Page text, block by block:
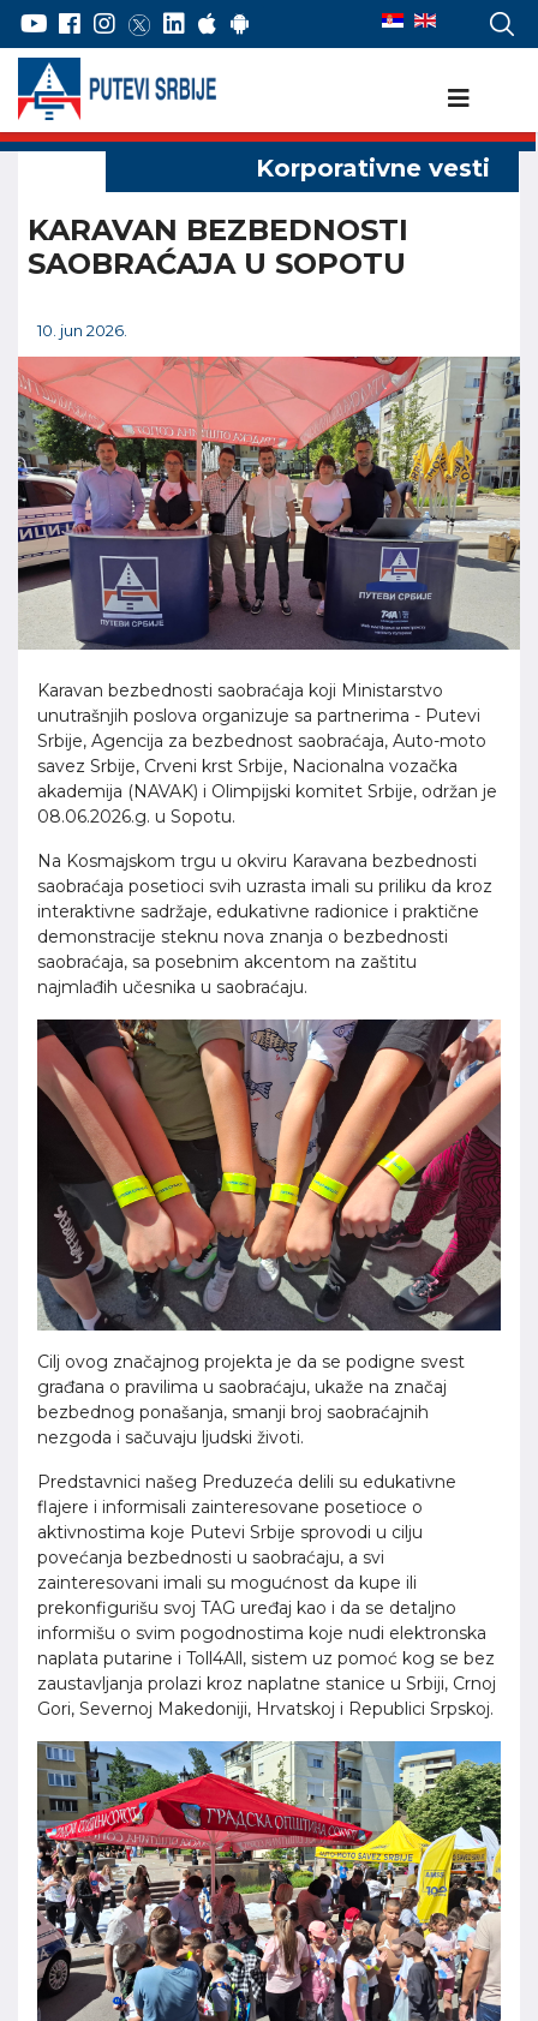
KARAVAN BEZBEDNOSTI
SAOBRAĆAJA U SOPOTU
10. jun 2026.
Karavan bezbednosti saobraćaja koji Ministarstvo
unutrašnjih poslova organizuje sa partnerima - Putevi
Srbije, Agencija za bezbednost saobraćaja, Auto-moto
savez Srbije, Crveni krst Srbije, Nacionalna vozačka
akademija (NAVAK) i Olimpijski komitet Srbije, održan je
08.06.2026.g. u Sopotu.
Na Kosmajskom trgu u okviru Karavana bezbednosti
saobraćaja posetioci svih uzrasta imali su priliku da kroz
interaktivne sadržaje, edukativne radionice i praktične
demonstracije steknu nova znanja o bezbednosti
saobraćaja, sa posebnim akcentom na zaštitu
najmlađih učesnika u saobraćaju.
Cilj ovog značajnog projekta je da se podigne svest
građana o pravilima u saobraćaju, ukaže na značaj
bezbednog ponašanja, smanji broj saobraćajnih
nezgoda i sačuvaju ljudski životi.
Predstavnici našeg Preduzeća delili su edukativne
flajere i informisali zainteresovane posetioce o
aktivnostima koje Putevi Srbije sprovodi u cilju
povećanja bezbednosti u saobraćaju, a svi
zainteresovani imali su mogućnost da kupe ili
prekonfigurišu svoj TAG uređaj kao i da se detaljno
informišu o svim pogodnostima koje nudi elektronska
naplata putarine i Toll4All, sistem uz pomoć kog se bez
zaustavljanja prolazi kroz naplatne stanice u Srbiji, Crnoj
Gori, Severnoj Makedoniji, Hrvatskoj i Republici Srpskoj.